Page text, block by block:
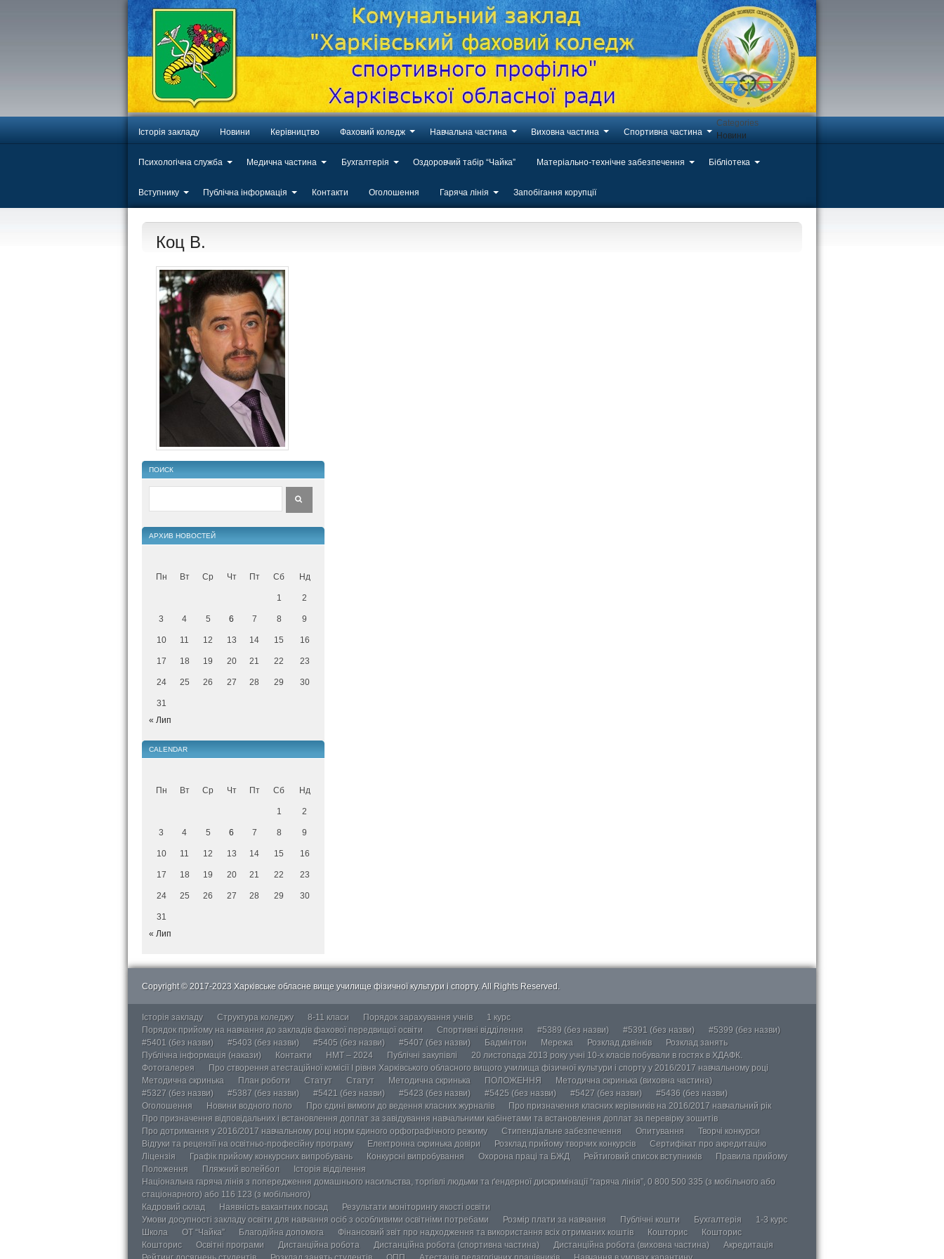
Історія закладу Новини Керівництво Фаховий коледж Навчальна частина Виховна частина Спортивна частина
Психологічна служба Медична частина Бухгалтерія Оздоровчий табір “Чайка” Матеріально-технічне забезпечення Бібліотека
Вступнику Публічна інформація Контакти Оголошення Гаряча лінія Запобігання корупції
Categories
Новини
Коц В.
ПОИСК
АРХИВ НОВОСТЕЙ
Пн Вт Ср Чт Пт Сб Нд
1 2
3 4 5 6 7 8 9
10 11 12 13 14 15 16
17 18 19 20 21 22 23
24 25 26 27 28 29 30
31
« Лип
CALENDAR
Пн Вт Ср Чт Пт Сб Нд
1 2
3 4 5 6 7 8 9
10 11 12 13 14 15 16
17 18 19 20 21 22 23
24 25 26 27 28 29 30
31
« Лип
Copyright © 2017-2023 Харківське обласне вище училище фізичної культури і спорту. All Rights Reserved.
Історія закладу Структура коледжу 8-11 класи Порядок зарахування учнів
1 курс
Порядок прийому на навчання до закладів фахової передвищої освіти
Спортивні відділення #5389 (без назви) #5391 (без назви)
#5399 (без назви)
#5401 (без назви)
#5403 (без назви) #5405 (без назви) #5407 (без назви) Бадмінтон Мережа Розклад дзвінків
Розклад занять
Публічна інформація (накази)
Контакти НМТ – 2024 Публічні закупівлі
20 листопада 2013 року учні 10-х класів побували в гостях в ХДАФК.
Фотогалерея
Про створення атестаційної комісії І рівня Харківського обласного вищого училища фізичної культури і спорту у 2016/2017 навчальному році
Методична скринька
План роботи Статут Статут Методична скринька ПОЛОЖЕННЯ
Методична скринька (виховна частина)
#5327 (без назви)
#5387 (без назви) #5421 (без назви) #5423 (без назви) #5425 (без назви) #5427 (без назви)
#5436 (без назви)
Оголошення
Новини водного поло Про єдині вимоги до ведення класних журналів
Про призначення класних керівників на 2016/2017 навчальний рік
Про призначення відповідальних і встановлення доплат за завідування навчальними кабінетами та встановлення доплат за перевірку зошитів
Про дотримання у 2016/2017 навчальному році норм єдиного орфографічного режиму
Стипендіальне забезпечення Опитування
Творчі конкурси
Відгуки та рецензії на освітньо-професійну програму
Електронна скринька довіри Розклад прийому творчих конкурсів
Сертифікат про акредитацію
Ліцензія
Графік прийому конкурсних випробувань Конкурсні випробування Охорона праці та БЖД Рейтиговий список вступників
Правила прийому
Положення
Пляжний волейбол
Історія відділення
Національна гаряча лінія з попередження домашнього насильства, торгівлі людьми та ґендерної дискримінації “гаряча лінія”, 0 800 500 335 (з мобільного або
стаціонарного) або 116 123 (з мобільного)
Кадровий склад
Наявність вакантних посад
Результати моніторингу якості освіти
Умови досупності закладу освіти для навчання осіб з особливими освітніми потребами
Розмір плати за навчання Публічні кошти Бухгалтерія
1-3 курс
Школа
ОТ “Чайка” Благодійна допомога Фінансовий звіт про надходження та використання всіх отриманих коштів Кошторис
Кошторис
Кошторис
Освітні програми Дистанційна робота Дистанційна робота (спортивна частина) Дистанційна робота (виховна частина)
Акредитація